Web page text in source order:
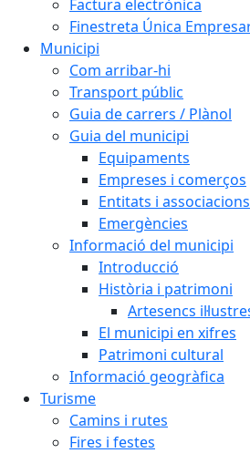
Factura electrònica
Finestreta Única
Municipi
Com arribar-hi
Transport públic
Guia de carrers / Plànol
Guia del municipi
Equipaments
Empreses i comerços
Entitats i associacions
Emergències
Informació del municipi
Introducció
Història i patrimoni
Artesencs
El municipi en xifres
Patrimoni cultural
Informació geogràfica
Turisme
Camins i rutes
Fires i festes